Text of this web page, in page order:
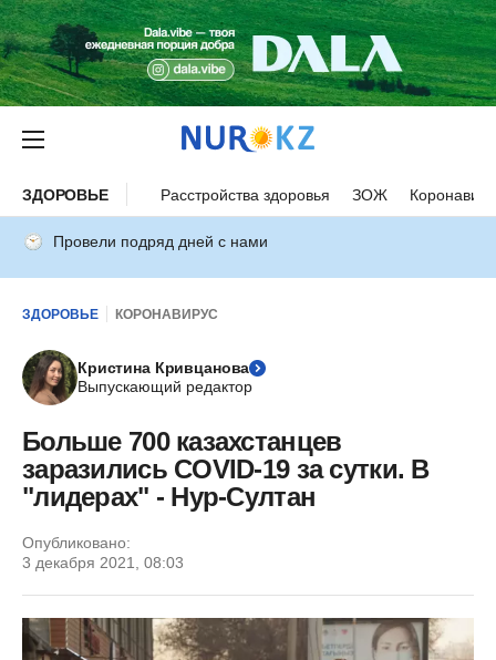
ЗДОРОВЬЕ Расстройства здоровья ЗОЖ
Провели подряд дней с нами
ЗДОРОВЬЕ КОРОНАВИРУС
Кристина Кривцанова
Выпускающий редактор
Больше 700 казахстанцев
заразились COVID-19 за сутки. В
"лидерах" - Нур-Султан
Опубликовано:
3 декабря 2021, 08:03